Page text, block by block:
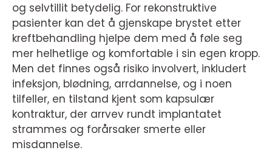
og selvtillit betydelig. For rekonstruktive
pasienter kan det å gjenskape brystet etter
kreftbehandling hjelpe dem med å føle seg
mer helhetlige og komfortable i sin egen kropp.
Men det finnes også risiko involvert, inkludert
infeksjon, blødning, arrdannelse, og i noen
tilfeller, en tilstand kjent som kapsulær
kontraktur, der arrvev rundt implantatet
strammes og forårsaker smerte eller
misdannelse.